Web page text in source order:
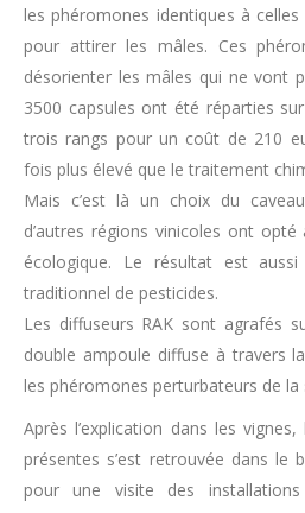
les phéromones identiques à
pour attirer les mâles. Ces
désorienter les mâles qui ne vont
3500 capsules ont été réparties
trois rangs pour un coût de 210
fois plus élevé que le traitement
Mais c’est là un choix du
d’autres régions vinicoles ont
écologique. Le résultat est
traditionnel de pesticides.
Les diffuseurs RAK sont agrafés
double ampoule diffuse à travers
les phéromones perturbateurs de la
Après l’explication dans les
présentes s’est retrouvée dans le
pour une visite des